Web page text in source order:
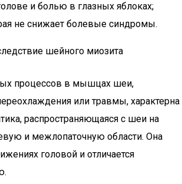
и болью в глазных яблоках;
не снижает болевые синдромы.
шейного миозита
процессов в мышцах шеи,
или травмы, характерна
распространяющаяся с шеи на
и межлопаточную области. Она
головой и отличается